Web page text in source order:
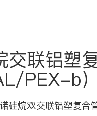
交联铝塑
PEX-b）
硅烷双交联铝塑复